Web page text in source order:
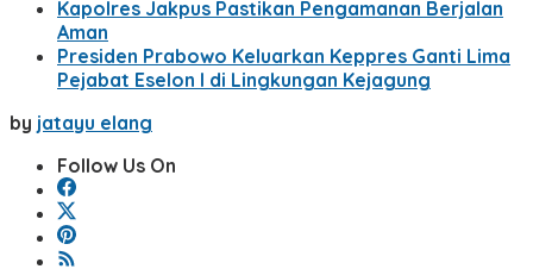
Kapolres Jakpus Pastikan Pengamanan Berjalan
Aman
Presiden Prabowo Keluarkan Keppres Ganti Lima
Pejabat Eselon I di Lingkungan Kejagung
by jatayu elang
Follow Us On